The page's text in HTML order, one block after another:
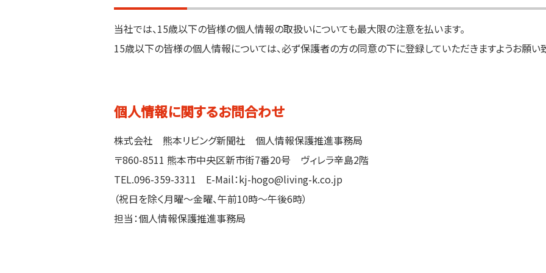
当社では、15歳以下の皆様の個人情報の取扱いについても最大限の注意を払います。
15歳以下の皆様の個人情報については、必ず保護者の方の同意の下に登録していただきますようお願い
個人情報に関するお問合わせ
株式会社 熊本リビング新聞社 個人情報保護推進事務局
〒860-8511 熊本市中央区新市街7番20号
ヴィレラ辛島2階
TEL.096-359-3311
E-Mail：kj-hogo@living-k.co.jp
（祝日を除く月曜～金曜、午前10時～午後6時）
担当：個人情報保護推進事務局